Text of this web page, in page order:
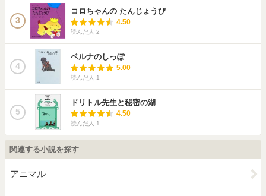
3
コロちゃんの たんじょうび
4.50
読んだ人 2
4
ベルナのしっぽ
5.00
読んだ人 1
5
ドリトル先生と秘密の湖
4.50
読んだ人 1
関連する小説を探す
アニマル